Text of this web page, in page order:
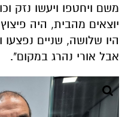
משם ויחטפו ויעשו נזק
יוצאים מהבית, היה
היו שלושה, שניים
אבל אורי נהרג במקום".